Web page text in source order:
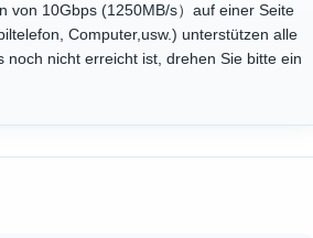
von 10Gbps (1250MB/s）auf einer Seite
Computer,usw.) unterstützen alle
nicht erreicht ist, drehen Sie bitte ein